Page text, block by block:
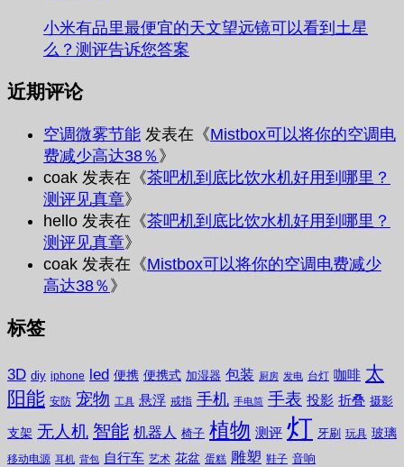
小米有品里最便宜的天文望远镜可以看到土星
么？测评告诉您答案
近期评论
空调微雾节能 发表在《Mistbox可以将你的空调电
费减少高达38％ 》
coak 发表在《茶吧机到底比饮水机好用到哪里？
测评见真章》
hello 发表在《茶吧机到底比饮水机好用到哪里？
测评见真章》
coak 发表在《Mistbox可以将你的空调电费减少
高达38％ 》
标签
3D diy iphone led 便携 便携式 加湿器 包装 厨房 发电 台灯 咖啡 太
阳能 安防 宠物 工具 悬浮 戒指 手机 手电筒 手表 投影 折叠 摄影
支架 无人机 智能 机器人 椅子 植物 测评 灯 牙刷 玩具 玻璃
移动电源 耳机 背包 自行车 艺术 花盆 蛋糕 雕塑 鞋子 音响